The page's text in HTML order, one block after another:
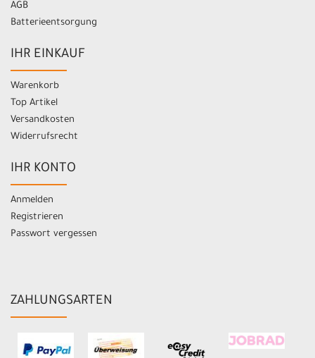
AGB
Batterieentsorgung
IHR EINKAUF
Warenkorb
Top Artikel
Versandkosten
Widerrufsrecht
IHR KONTO
Anmelden
Registrieren
Passwort vergessen
ZAHLUNGSARTEN